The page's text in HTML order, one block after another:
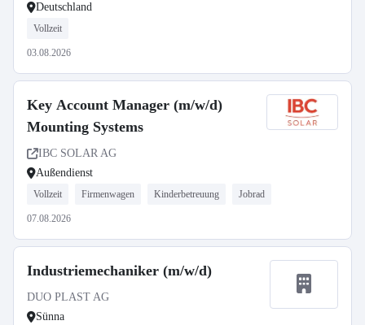
Deutschland
Vollzeit
03.08.2026
Key Account Manager (m/w/d)
Mounting Systems
IBC SOLAR AG
Außendienst
Vollzeit Firmenwagen Kinderbetreuung Jobrad
07.08.2026
Industriemechaniker (m/w/d)
DUO PLAST AG
Sünna